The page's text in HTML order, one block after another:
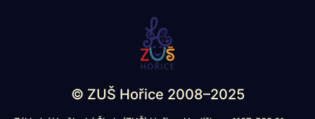
© ZUŠ Hořice 2008–2025